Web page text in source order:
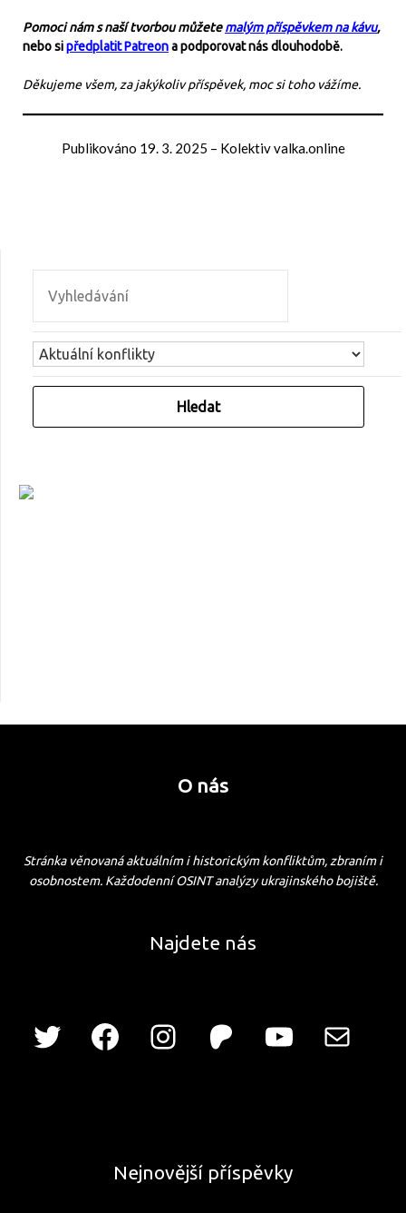
Pomoci nám s naší tvorbou můžetemalým příspěvkem na kávu,
nebo sipředplatit Patreona podporovat nás dlouhodobě.
Děkujeme všem, za jakýkoliv příspěvek, moc si toho vážíme.
Publikováno 19. 3. 2025 – Kolektiv valka.online
O nás
Stránka věnovaná aktuálním i historickým konfliktům, zbraním i
osobnostem. Každodenní OSINT analýzy ukrajinského bojiště.
Najdete nás
Nejnovější příspěvky